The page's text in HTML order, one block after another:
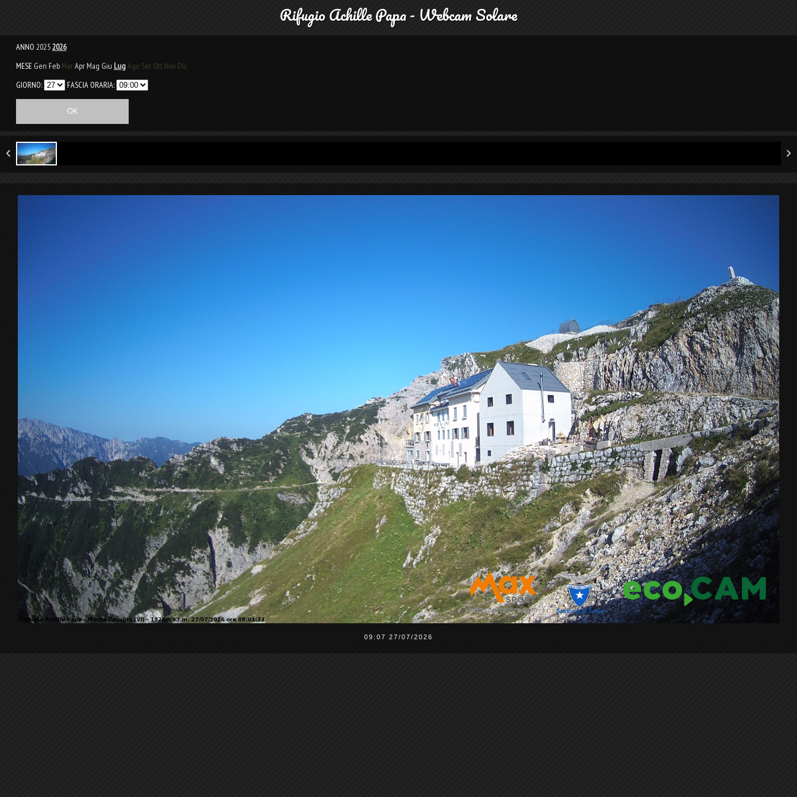
Rifugio Achille Papa - Webcam Solare
ANNO 20252026
MESE Gen Feb MarApr Mag Giu LugAgo Set Ott Nov Dic
GIORNO:
FASCIA ORARIA:
09:07 27/07/2026